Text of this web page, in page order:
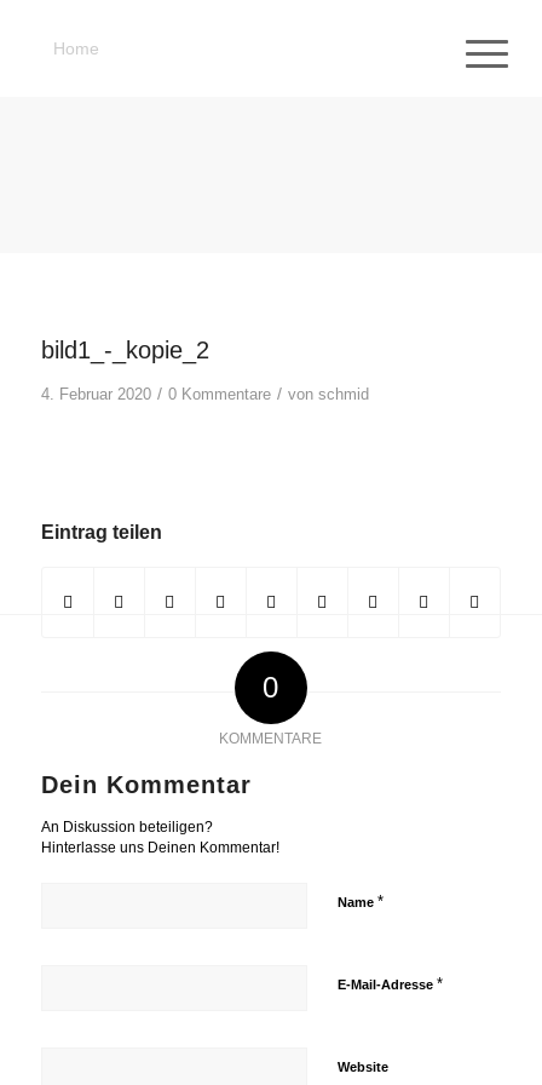
Home
bild1_-_kopie_2
4. Februar 2020 / 0 Kommentare / von schmid
Eintrag teilen
0
KOMMENTARE
Dein Kommentar
An Diskussion beteiligen?
Hinterlasse uns Deinen Kommentar!
Name *
E-Mail-Adresse *
Website